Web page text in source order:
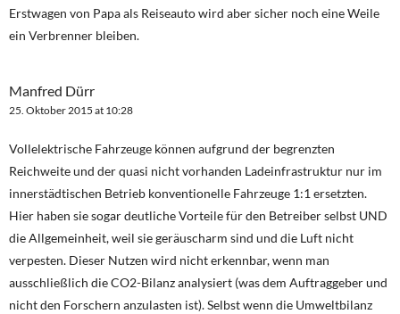
Erstwagen von Papa als Reiseauto wird aber sicher noch eine Weile
ein Verbrenner bleiben.
Manfred Dürr
25. Oktober 2015 at 10:28
Vollelektrische Fahrzeuge können aufgrund der begrenzten
Reichweite und der quasi nicht vorhanden Ladeinfrastruktur nur im
innerstädtischen Betrieb konventionelle Fahrzeuge 1:1 ersetzten.
Hier haben sie sogar deutliche Vorteile für den Betreiber selbst UND
die Allgemeinheit, weil sie geräuscharm sind und die Luft nicht
verpesten. Dieser Nutzen wird nicht erkennbar, wenn man
ausschließlich die CO2-Bilanz analysiert (was dem Auftraggeber und
nicht den Forschern anzulasten ist). Selbst wenn die Umweltbilanz